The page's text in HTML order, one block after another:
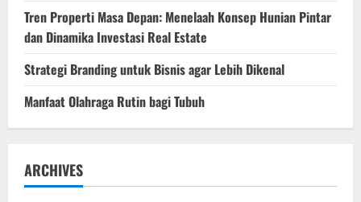
Tren Properti Masa Depan: Menelaah Konsep Hunian Pintar
dan Dinamika Investasi Real Estate
Strategi Branding untuk Bisnis agar Lebih Dikenal
Manfaat Olahraga Rutin bagi Tubuh
ARCHIVES